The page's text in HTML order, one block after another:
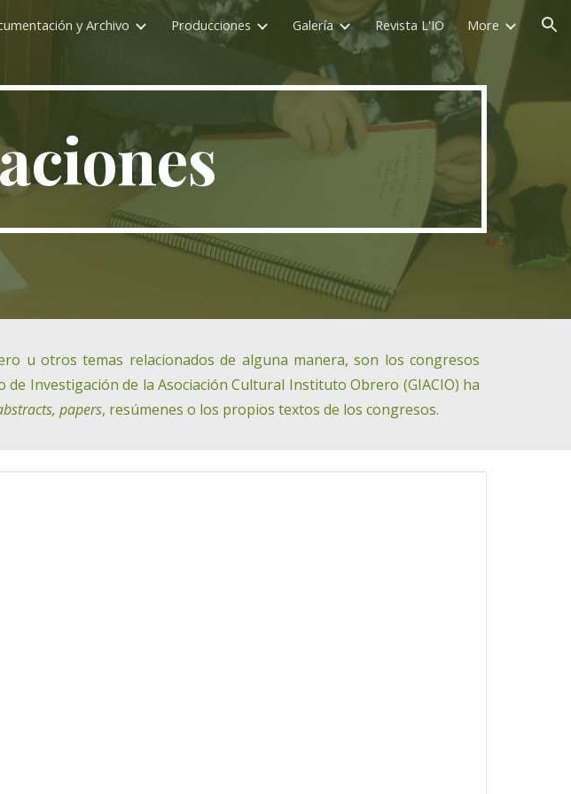
Skip to navigation
y Archivo Producciones Galería Revista L'IO More
u otros temas relacionados de alguna manera, son los congresos
Investigación de la Asociación Cultural Instituto Obrero (GIACIO) ha
papers, resúmenes o los propios textos de los congresos.